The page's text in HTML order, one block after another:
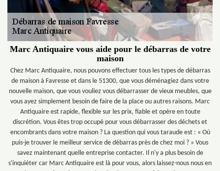
Marc Antiquaire vous aide pour le débarras de votre
maison
Chez Marc Antiquaire, nous pouvons effectuer tous les types de débarras
de maison à Favresse et dans le 51300, que vous déménagiez dans votre
nouvelle maison, que vous vouliez vous débarrasser de vieux meubles, que
vous ayez simplement besoin de faire de la place ou autres raisons. Marc
Antiquaire est rapide, flexible sur les prix, fiable et opère en toute
discrétion. Vous êtes trop occupé pour vous débarrasser des déchets et
encombrants dans votre maison ? La question qui vous taraude est : « Où
puis-je trouver le meilleur service de débarras près de chez moi ? » Vous
savez maintenant quelle entreprise contacter. Il n'y a plus besoin de
s'inquiéter car Marc Antiquaire est là pour vous, alors laissez-nous nous en